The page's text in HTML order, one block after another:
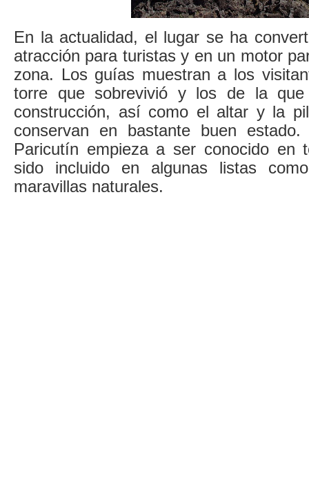
En la actualidad, el lugar se ha
atracción para turistas y en un motor
zona. Los guías muestran a los
torre que sobrevivió y los de la
construcción, así como el altar y la
conservan en bastante buen
Paricutín empieza a ser conocido en
sido incluido en algunas listas
maravillas naturales.